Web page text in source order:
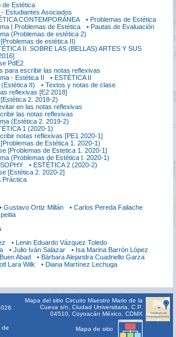
de Estética
Estudiantes Asociados
CONTEMPORÁNEA
• Problemas de Estética
| Problemas de Estética
• Pautas de Evaluación
(Problemas de estética 2)
de estética II)
II. SOBRE LAS (BELLAS) ARTES Y SUS
PdE2
para escribir las notas reflexivas
- Estética II
• ESTÉTICA II
II)
• Textos y notas de clase
reflexivas [E2 2018]
2. 2018-2)
en las notas reflexivas
las notas reflexivas
(Estética 2. 2019-2)
1 (2020-1)
notas reflexivas [PE1 2020-1]
de Estética 1. 2020-1)
[Problemas de Estetica 1. 2020-1]
(Problemas de Estética I. 2020-1)
• ESTÉTICA 2 (2020-2)
[Estética 2. 2020-2]
Práctica
• Gustavo Ortiz Millán
• Carlos Pereda Failache
• Lenin Eduardo Vázquez Toledo
• Julio Iván Salazar
• Isa Marina Barrón López
Abad
• Bárbara Alejandra Cuadriello Garza
Lara Wilk
• Diana Martínez Lechuga
de
Mapa del sitio Circuito Maestro Mario de la
Cueva s/n, Ciudad Universitaria, C.P.
04510, Coyoacán México, CDMX
Mapa de sitio